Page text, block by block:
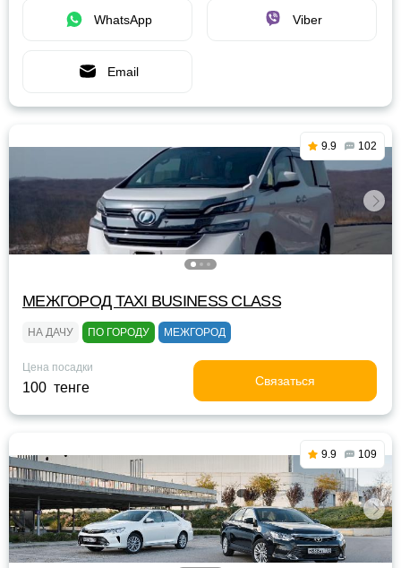
WhatsApp Viber
Email
9.9 102
МЕЖГОРОД TAXI BUSINESS CLASS
НА ДАЧУ ПО ГОРОДУ МЕЖГОРОД
Цена посадки
100 тенге Связаться
9.9 109